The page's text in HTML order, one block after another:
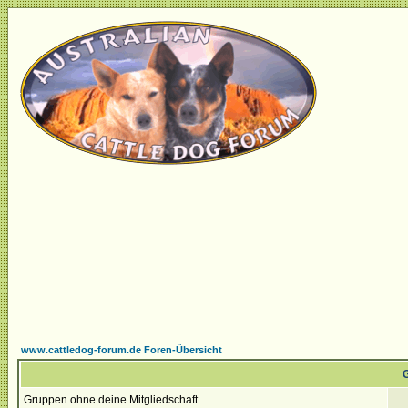
www.cattledog-forum.de Foren-Übersicht
Gruppen ohne deine Mitgliedschaft